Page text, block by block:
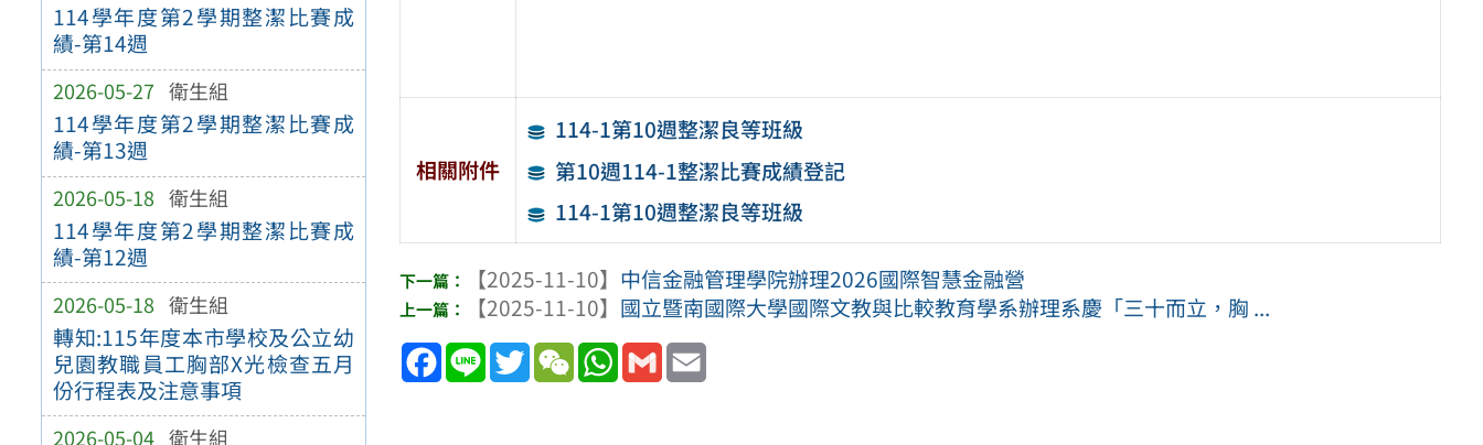
114學年度第2學期整潔比賽成
績-第14週
2026-05-27 衛生組
114學年度第2學期整潔比賽成
績-第13週
2026-05-18 衛生組
114學年度第2學期整潔比賽成
績-第12週
2026-05-18 衛生組
轉知:115年度本市學校及公立幼
兒園教職員工胸部X光檢查五月
份行程表及注意事項
2026-05-04 衛生組
相關附件
114-1第10週整潔良等班級
第10週114-1整潔比賽成績登記
114-1第10週整潔良等班級
【2025-11-10】 中信金融管理學院辦理2026國際智慧金融營
【2025-11-10】 國立暨南國際大學國際文教與比較教育學系辦理系慶「三十而立，胸 ...
Facebook
Line TwitterWeChatWhatsApp
Gmail